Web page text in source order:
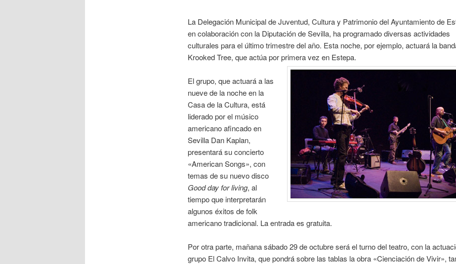
La Delegación Municipal de Juventud, Cultura y Patrimonio del Ayuntamiento de
en colaboración con la Diputación de Sevilla, ha programado diversas actividades
culturales para el último trimestre del año. Esta noche, por ejemplo, actuará la
Krooked Tree, que actúa por primera vez en Estepa.
El grupo, que actuará a las
nueve de la noche en la
Casa de la Cultura, está
liderado por el músico
americano afincado en
Sevilla Dan Kaplan,
presentará su concierto
«American Songs», con
temas de su nuevo disco
Good day for living, al
tiempo que interpretarán
algunos éxitos de folk
americano tradicional. La entrada es gratuita.
Por otra parte, mañana sábado 29 de octubre será el turno del teatro, con la
grupo El Calvo Invita, que pondrá sobre las tablas la obra «Cienciación de Vivir»,